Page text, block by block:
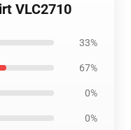
VLC2710
33%
67%
0%
0%